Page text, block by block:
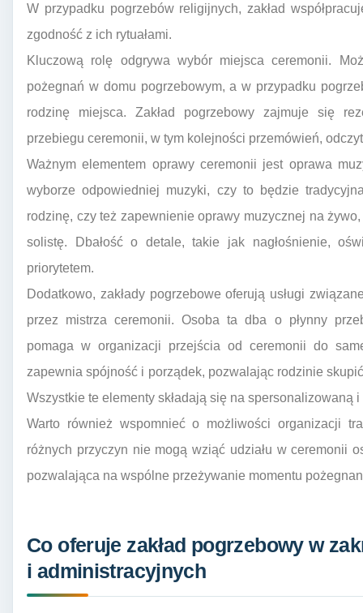
W przypadku pogrzebów religijnych, zakład
zgodność z ich rytuałami.
Kluczową rolę odgrywa wybór miejsca ceremonii.
pożegnań w domu pogrzebowym, a w przypadku
rodzinę miejsca. Zakład pogrzebowy zajmuje się
przebiegu ceremonii, w tym kolejności przemówień,
Ważnym elementem oprawy ceremonii jest oprawa
wyborze odpowiedniej muzyki, czy to będzie
rodzinę, czy też zapewnienie oprawy muzycznej na
solistę. Dbałość o detale, takie jak nagłośnienie,
priorytetem.
Dodatkowo, zakłady pogrzebowe oferują usługi
przez mistrza ceremonii. Osoba ta dba o płynny
pomaga w organizacji przejścia od ceremonii do
zapewnia spójność i porządek, pozwalając rodzinie
Wszystkie te elementy składają się na spersonalizowaną
Warto również wspomnieć o możliwości organizacji
różnych przyczyn nie mogą wziąć udziału w ceremonii
pozwalająca na wspólne przeżywanie momentu
Co oferuje zakład pogrzebowy w
i administracyjnych